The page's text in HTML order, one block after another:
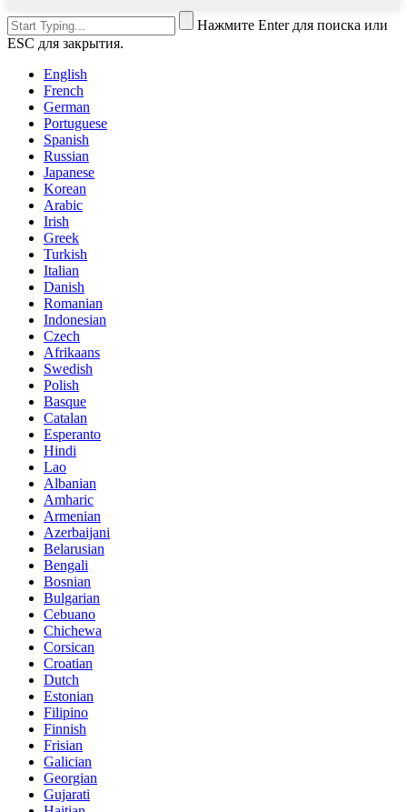
Нажмите Enter для поиска или
ESC для закрытия.
English
French
German
Portuguese
Spanish
Russian
Japanese
Korean
Arabic
Irish
Greek
Turkish
Italian
Danish
Romanian
Indonesian
Czech
Afrikaans
Swedish
Polish
Basque
Catalan
Esperanto
Hindi
Lao
Albanian
Amharic
Armenian
Azerbaijani
Belarusian
Bengali
Bosnian
Bulgarian
Cebuano
Chichewa
Corsican
Croatian
Dutch
Estonian
Filipino
Finnish
Frisian
Galician
Georgian
Gujarati